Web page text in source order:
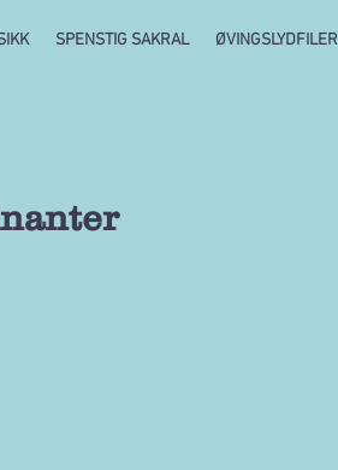
SPENSTIG SAKRAL ØVINGSLYDFILER